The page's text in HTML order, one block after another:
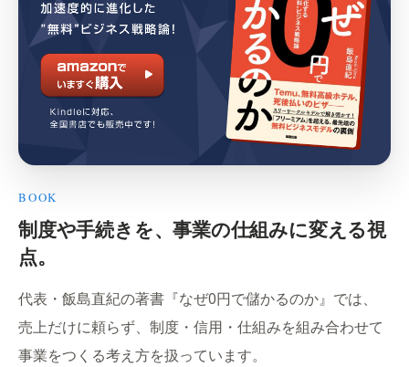
BOOK
制度や手続きを、事業の仕組みに変える視
点。
代表・飯島直紀の著書『なぜ0円で儲かるのか』では、
売上だけに頼らず、制度・信用・仕組みを組み合わせて
事業をつくる考え方を扱っています。